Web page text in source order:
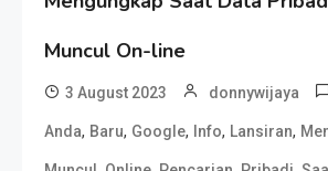
Muncul On-line
3 August 2023 donnywijaya
Anda, Baru, Google, Info, Lansiran,